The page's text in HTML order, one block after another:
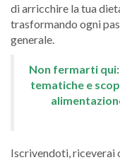
di arricchire la tua
trasformando ogni
generale.
Non fermarti
tematiche e
Iscrivendoti, riceverai